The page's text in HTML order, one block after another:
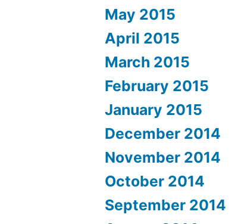
May 2015
April 2015
March 2015
February 2015
January 2015
December 2014
November 2014
October 2014
September 2014